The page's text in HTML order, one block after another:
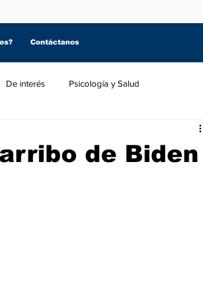
Contáctanos
De interés Psicología y Salud
de Biden